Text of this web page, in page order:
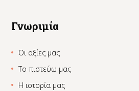
Γνωριμία
Οι αξίες μας
Το πιστεύω μας
Η ιστορία μας